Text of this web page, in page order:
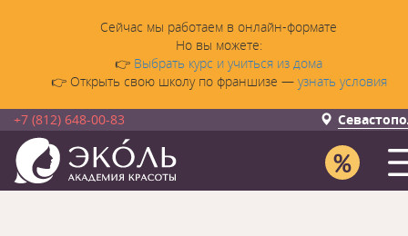
Сейчас мы работаем в онлайн-формате
Но вы можете:
👉 Выбрать курс и учиться из дома
👉 Открыть свою школу по франшизе — узнать условия
+7 (812) 648-00-83